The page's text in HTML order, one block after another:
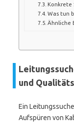
Konkrete
Was tun
Ähnliche
und
Ein
Aufspüren von